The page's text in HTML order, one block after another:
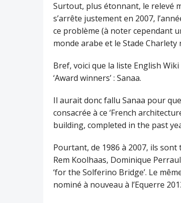
Surtout, plus étonnant, le relevé
s’arrête justement en 2007,
ce problème (à noter cependant
monde arabe et le Stade Charlety
Bref, voici que la liste English
‘Award winners’ : Sanaa.
Il aurait donc fallu Sanaa pour
consacrée à ce ‘French
building, completed in the past
Pourtant, de 1986 à 2007, ils
Rem Koolhaas, Dominique
‘for the Solferino Bridge’. Le
nominé à nouveau à l’Equerre